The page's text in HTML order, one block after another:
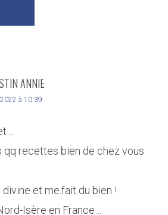
ANNIE
à 10:39
qq recettes bien de chez vous
divine et me.fait du bien !
Isère en France…